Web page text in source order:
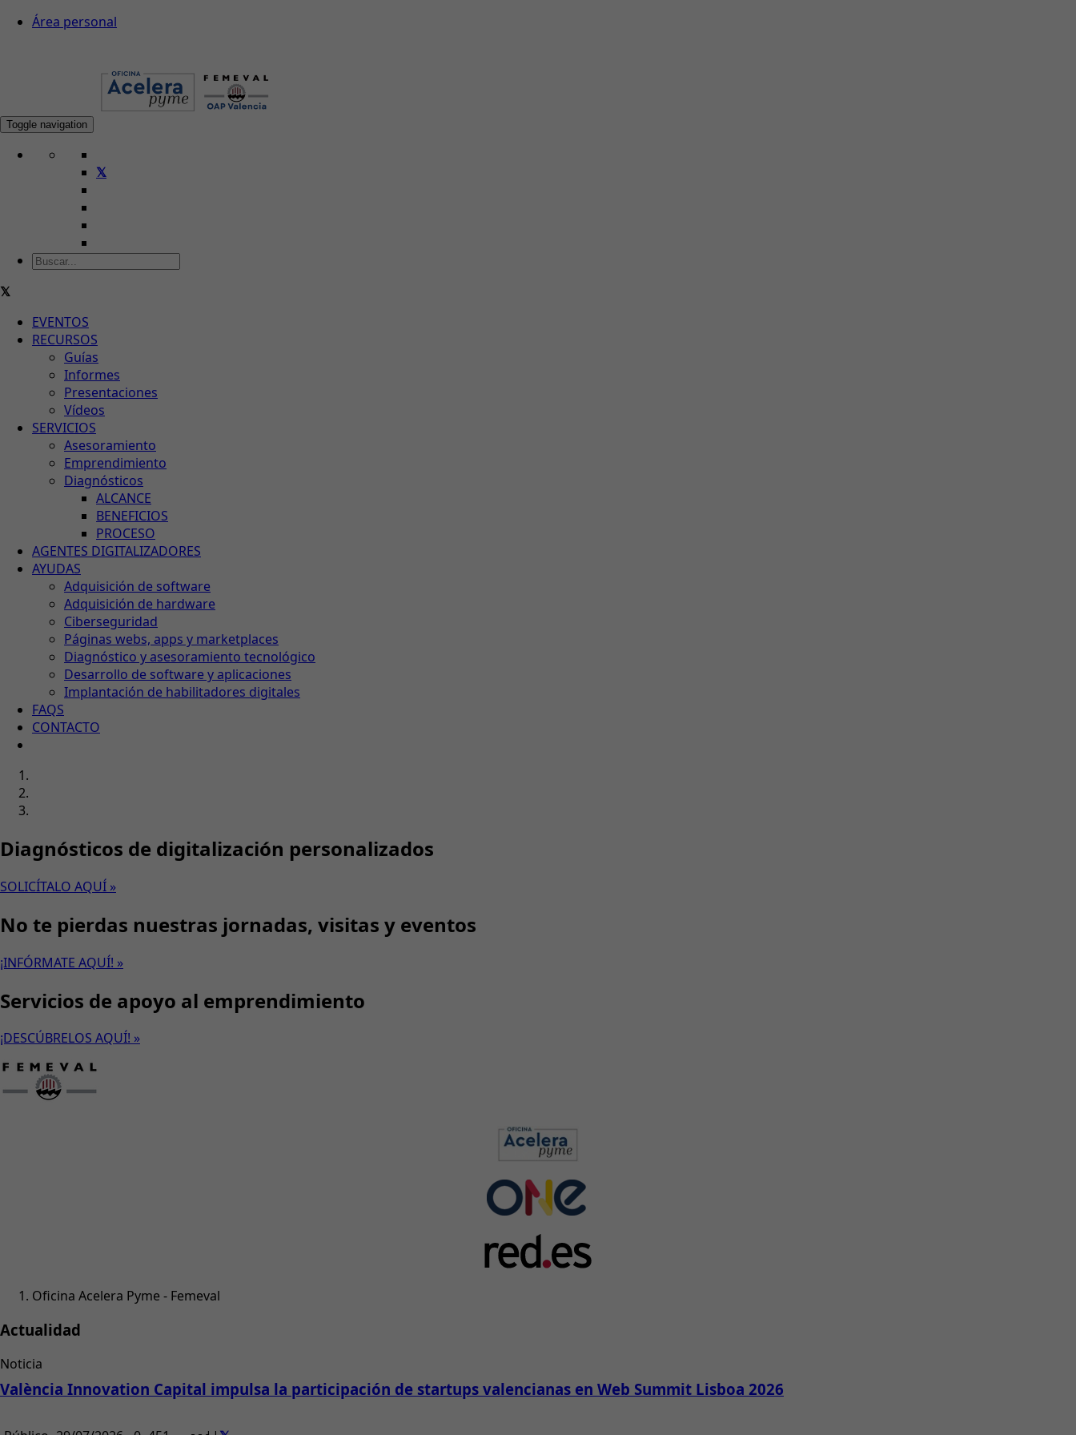
Área personal
Toggle navigation
EVENTOS
RECURSOS
Guías
Informes
Presentaciones
Vídeos
SERVICIOS
Asesoramiento
Emprendimiento
Diagnósticos
ALCANCE
BENEFICIOS
PROCESO
AGENTES DIGITALIZADORES
AYUDAS
Adquisición de software
Adquisición de hardware
Ciberseguridad
Páginas webs, apps y marketplaces
Diagnóstico y asesoramiento tecnológico
Desarrollo de software y aplicaciones
Implantación de habilitadores digitales
FAQS
CONTACTO
Diagnósticos de digitalización personalizados
SOLICÍTALO AQUÍ »
No te pierdas nuestras jornadas, visitas y eventos
¡INFÓRMATE AQUÍ! »
Servicios de apoyo al emprendimiento
¡DESCÚBRELOS AQUÍ! »
Oficina Acelera Pyme - Femeval
Actualidad
Noticia
València Innovation Capital impulsa la participación de startups valencianas en Web Summit Lisboa 2026